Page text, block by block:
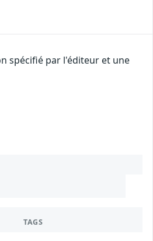
spécifié par l'éditeur et une
TAGS